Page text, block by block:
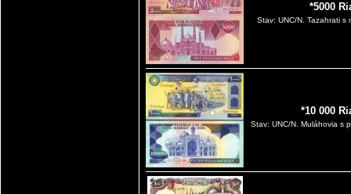
*5000
Stav: UNC/N. Tazahrati
*10 000
Stav: UNC/N. Muláhovia s